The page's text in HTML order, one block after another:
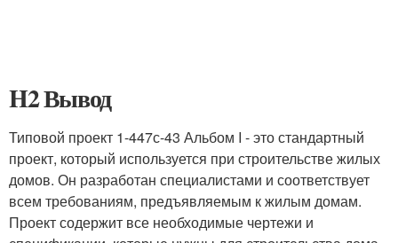
H2 Вывод
Типовой проект 1-447с-43 Альбом I - это стандартный
проект, который используется при строительстве жилых
домов. Он разработан специалистами и соответствует
всем требованиям, предъявляемым к жилым домам.
Проект содержит все необходимые чертежи и